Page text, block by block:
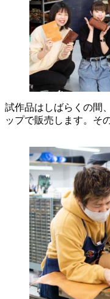
試作品はしばらくの間
ップで販売します。そ